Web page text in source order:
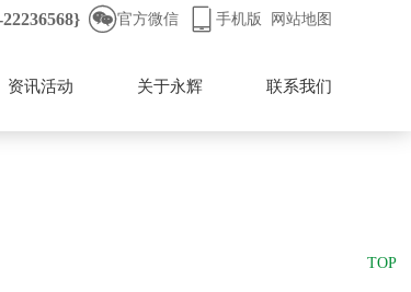
官方微信  手机版 网站地图
联系我们
关于永辉
资讯活动
TOP